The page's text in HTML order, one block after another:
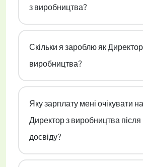
з виробництва?
Скільки я зароблю як
виробництва?
Яку зарплату мені очікувати
Директор з виробництва після
досвіду?